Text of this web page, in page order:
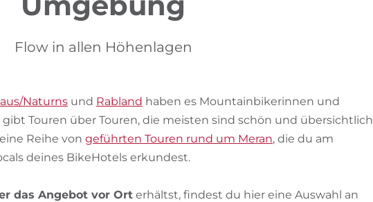
Flow in allen Höhenlagen
Naturns und Rabland haben es Mountainbikerinnen und
Touren über Touren, die meisten sind schön und übersichtlich
Reihe von geführten Touren rund um Meran, die du am
deines BikeHotels erkundest.
das Angebot vor Ort erhältst, findest du hier eine Auswahl an